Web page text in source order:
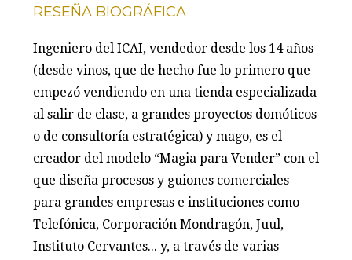
RESEÑA BIOGRÁFICA
Ingeniero del ICAI, vendedor desde los 14 años
(desde vinos, que de hecho fue lo primero que
empezó vendiendo en una tienda especializada
al salir de clase, a grandes proyectos domóticos
o de consultoría estratégica) y mago, es el
creador del modelo “Magia para Vender” con el
que diseña procesos y guiones comerciales
para grandes empresas e instituciones como
Telefónica, Corporación Mondragón, Juul,
Instituto Cervantes... y, a través de varias